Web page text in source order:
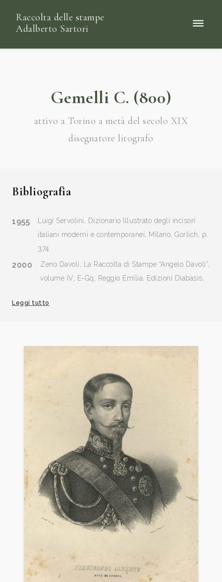
Raccolta delle stampe
Adalberto Sartori
Gemelli C. (800)
attivo a Torino a metà del secolo XIX
disegnatore litografo
Bibliografia
1955
Luigi Servolini, Dizionario Illustrato degli incisori
italiani moderni e contemporanei, Milano, Gorlich, p.
374
2000
Zeno Davoli, La Raccolta di Stampe “Angelo Davoli”,
volume IV, E-Gq, Reggio Emilia, Edizioni Diabasis,
Leggi tutto